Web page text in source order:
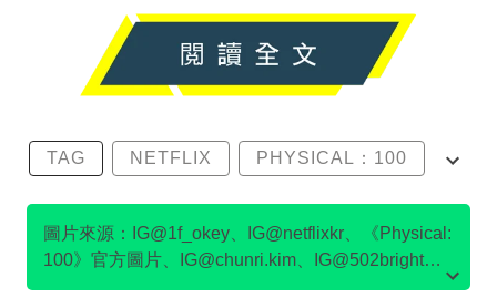
TAG NETFLIX PHYSICAL：100
車炫承
體能之巔
圖片來源：IG@1f_okey、IG@netflixkr、《Physical:
100》官方圖片、IG@chunri.kim、IG@502bright、
IG@wrestler_nam、IG@momjjangnongbu、、